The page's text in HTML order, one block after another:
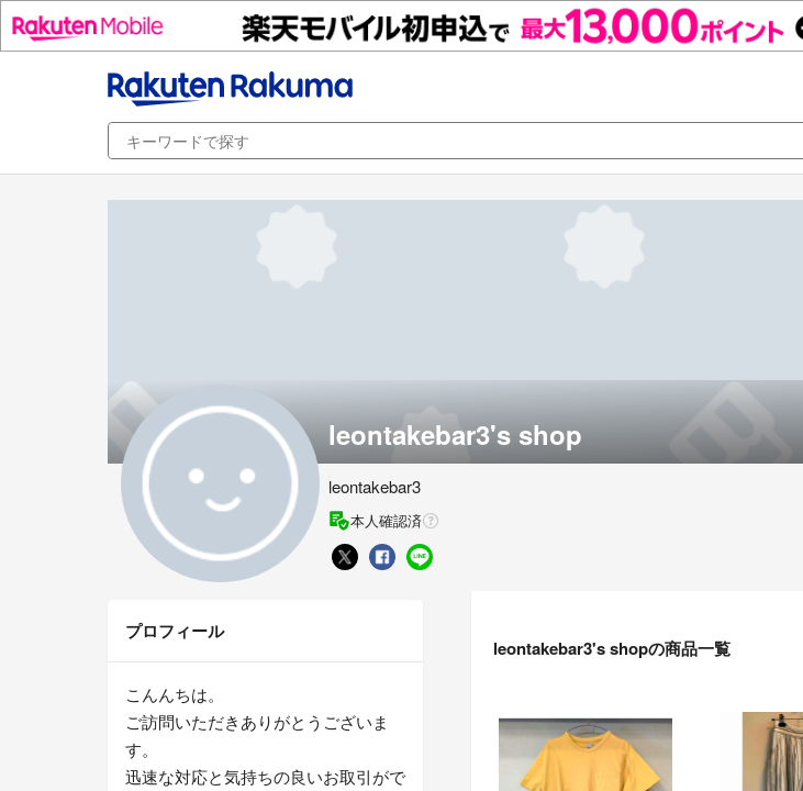
leontakebar3's shop
leontakebar3
本人確認済
leontakebar3's shopの商品一覧
プロフィール
こんんちは。
ご訪問いただきありがとうございま
す。
迅速な対応と気持ちの良いお取引がで